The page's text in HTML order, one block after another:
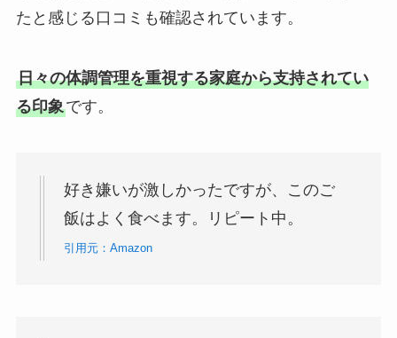
たと感じる口コミも確認されています。
日々の体調管理を重視する家庭から支持されてい
る印象です。
好き嫌いが激しかったですが、このご
飯はよく食べます。リピート中。
引用元：Amazon